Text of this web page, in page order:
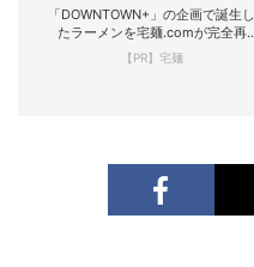
「DOWNTOWN+」の企画で誕生し
たラーメンを宅麺.comが完全再
現！
【PR】宅麺